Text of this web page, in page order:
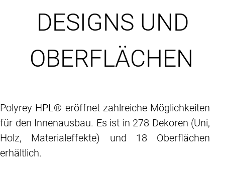
DESIGNS UND
OBERFLÄCHEN
Polyrey HPL® eröffnet zahlreiche Möglichkeiten
für den Innenausbau. Es ist in 278 Dekoren (Uni,
Holz, Materialeffekte) und 18 Oberflächen
erhältlich.